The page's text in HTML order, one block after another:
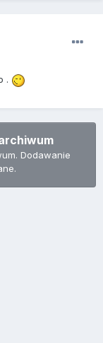
.
Dodawanie